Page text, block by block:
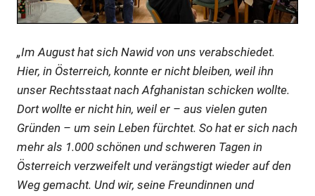
„Im August hat sich Nawid von uns verabschiedet.
Hier, in Österreich, konnte er nicht bleiben, weil ihn
unser Rechtsstaat nach Afghanistan schicken wollte.
Dort wollte er nicht hin, weil er – aus vielen guten
Gründen – um sein Leben fürchtet. So hat er sich nach
mehr als 1.000 schönen und schweren Tagen in
Österreich verzweifelt und verängstigt wieder auf den
Weg gemacht. Und wir, seine Freundinnen und